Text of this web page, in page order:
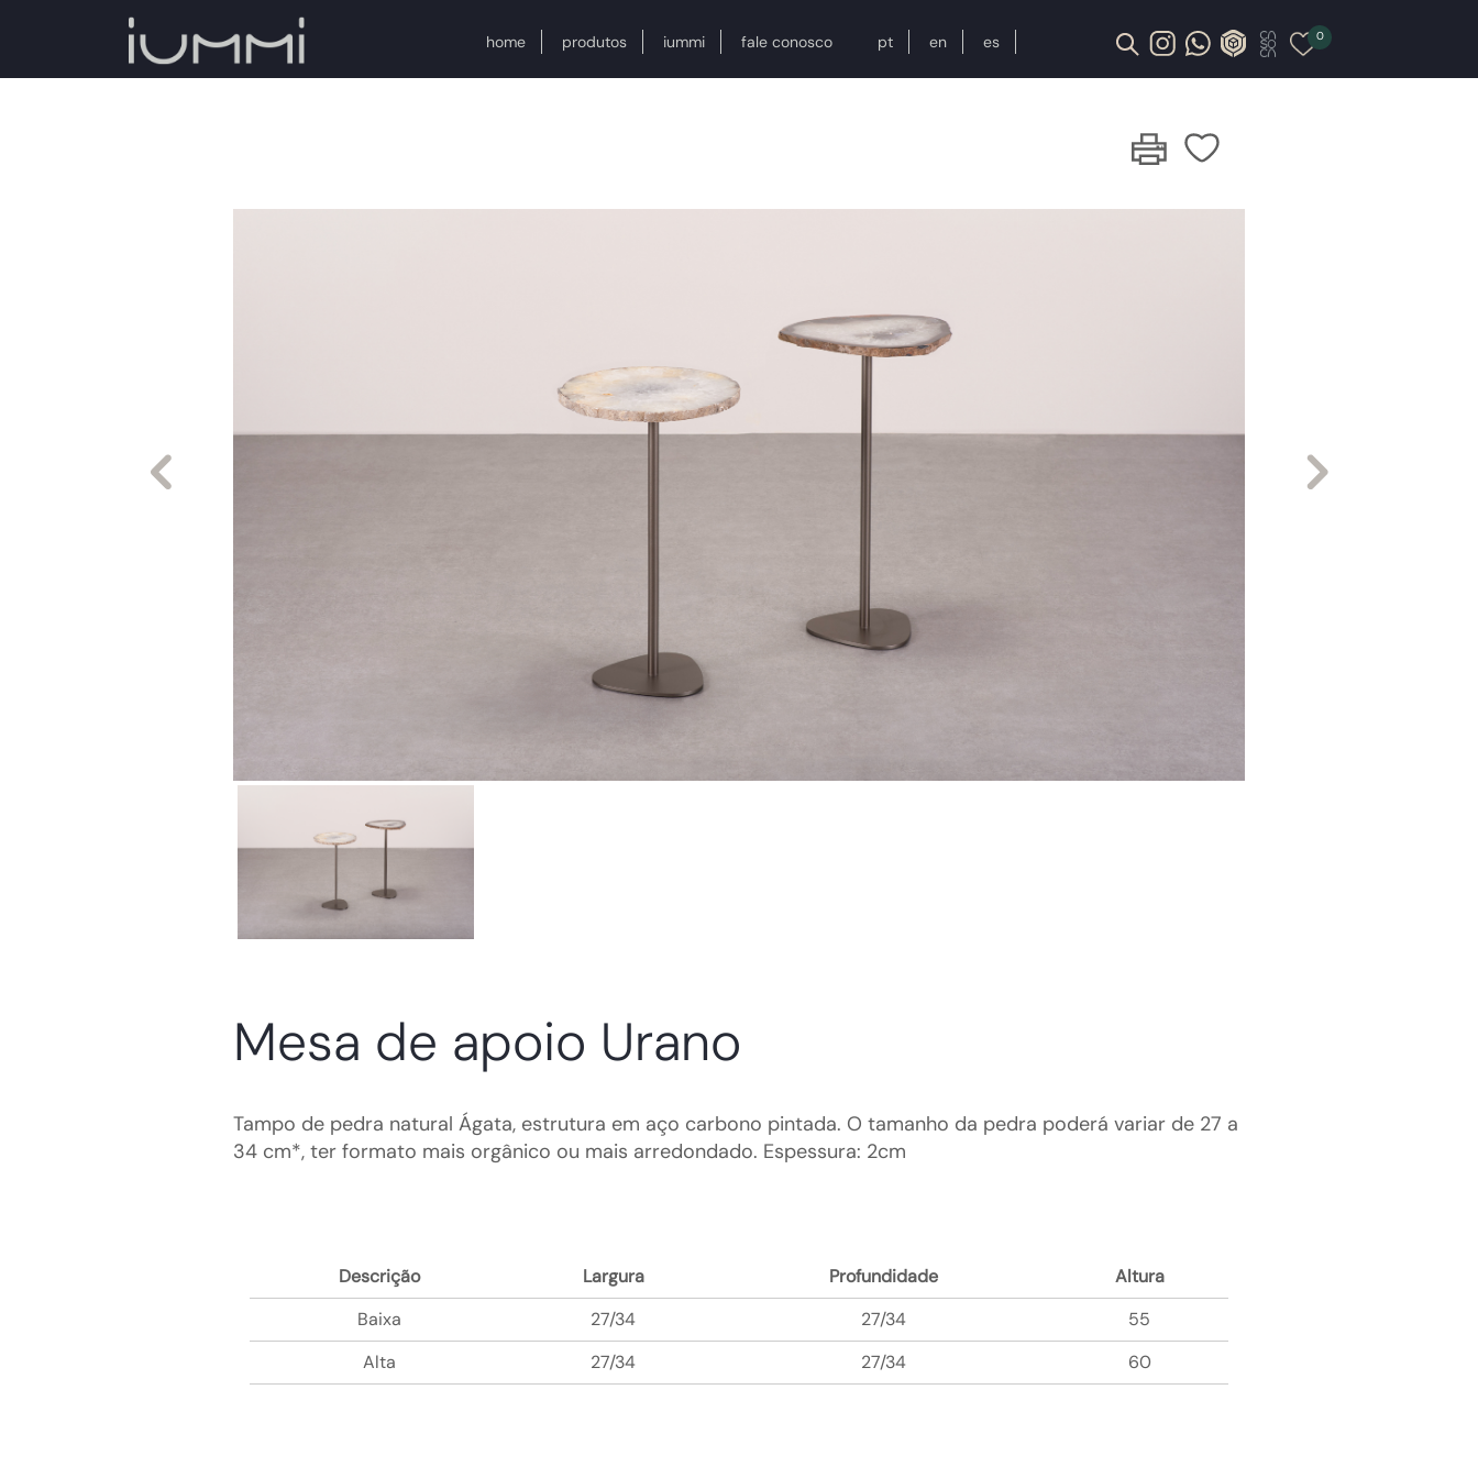
home produtos iummi fale conosco es
en
pt 0
Previous Next
Mesa de apoio Urano
Tampo de pedra natural Ágata, estrutura em aço carbono pintada. O tamanho da pedra poderá variar de 27 a
34 cm*, ter formato mais orgânico ou mais arredondado. Espessura: 2cm
Descrição Largura Profundidade
Altura
Baixa
27/34 27/34
55
Alta
27/34 27/34 60